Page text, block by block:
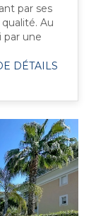
par ses
Au
par une
DÉTAILS